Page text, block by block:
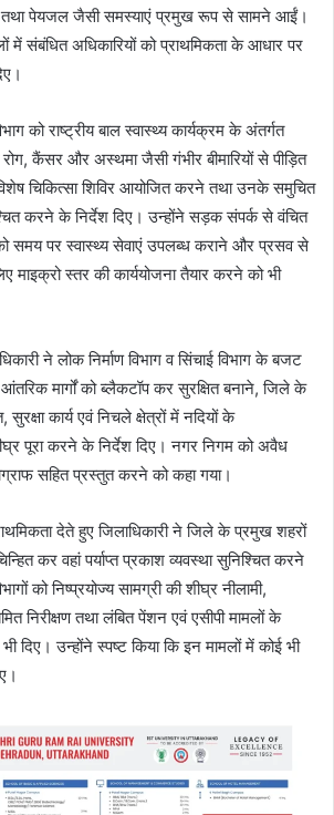
तथा पेयजल जैसी समस्याएं प्रमुख रूप से सामने आईं।
में संबंधित अधिकारियों को प्राथमिकता के आधार पर
को राष्ट्रीय बाल स्वास्थ्य कार्यक्रम के अंतर्गत
कैंसर और अस्थमा जैसी गंभीर बीमारियों से पीड़ित
चिकित्सा शिविर आयोजित करने तथा उनके समुचित
करने के निर्देश दिए। उन्होंने सड़क संपर्क से वंचित
को समय पर स्वास्थ्य सेवाएं उपलब्ध कराने और प्रसव से
माइक्रो स्तर की कार्ययोजना तैयार करने को भी
ने लोक निर्माण विभाग व सिंचाई विभाग के बजट
मार्गों को ब्लैकटॉप कर सुरक्षित बनाने, जिले के
कार्य एवं निचले क्षेत्रों में नदियों के
पूरा करने के निर्देश दिए। नगर निगम को अवैध
सहित प्रस्तुत करने को कहा गया।
देते हुए जिलाधिकारी ने जिले के प्रमुख शहरों
कर वहां पर्याप्त प्रकाश व्यवस्था सुनिश्चित करने
को निष्प्रयोज्य सामग्री की शीघ्र नीलामी,
निरीक्षण तथा लंबित पेंशन एवं एसीपी मामलों के
दिए। उन्होंने स्पष्ट किया कि इन मामलों में कोई भी